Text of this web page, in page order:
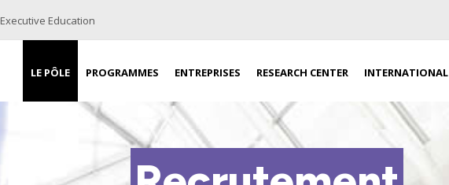
Executive Education
LE PÔLE PROGRAMMES ENTREPRISES RESEARCH CENTER INTERNATIONAL